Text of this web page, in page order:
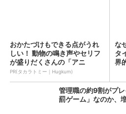
おかたづけもできる点がうれ
しい！ 動物の鳴き声やセリフ
が盛りだくさんの「アニ
ア ...
PR(タカラトミー｜Hugkum)
な
タ
界
管理職の約9割がプ
罰ゲーム」なのか、